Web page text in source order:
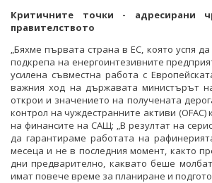
Критичните точки - адресирани
правителството
„Бяхме първата страна в ЕС, която успя
подкрепа на енергоинтезивните
усилена съвместна работа с
важния ход на държавата министърът
открои и значението на получената
контрол на чуждестранните активи
на финансите на САЩ: „В резултат на
да гарантираме работата на
месеца и не в последния момент, както
дни предварително, каквато беше
имат повече време за планиране и